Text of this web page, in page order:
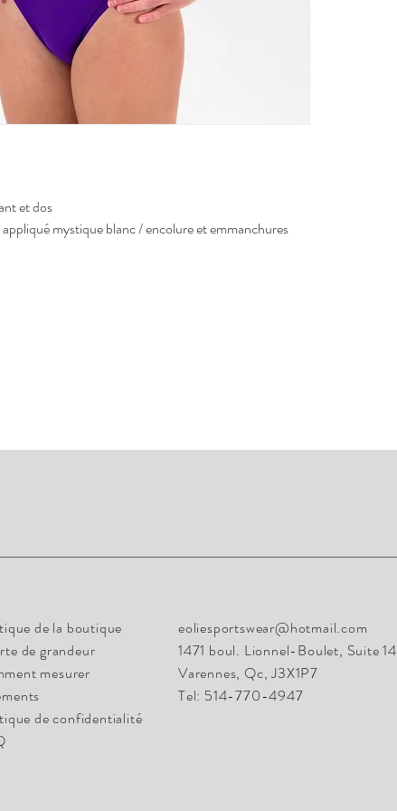
et dos
mystique blanc / encolure et emmanchures
1471 boul. Lionnel-Boulet, Suite 14
Varennes, Qc, J3X1P7
Tel: 514-770-4947
de la boutique
de grandeur
mesurer
de confidentialité
eoliesportswear@hotmail.com
1471 boul. Lionnel-Boulet, Suite 14
Varennes, Qc, J3X1P7
Tel: 514-770-4947